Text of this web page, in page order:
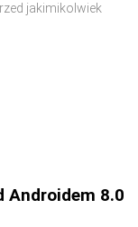
jakimikolwiek
Androidem 8.0